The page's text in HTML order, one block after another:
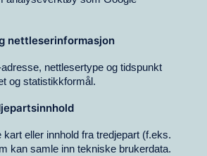
nettleserinformasjon
nettlesertype og tidspunkt
og statistikkformål.
kart eller innhold fra tredjepart (f.eks.
kan samle inn tekniske brukerdata.